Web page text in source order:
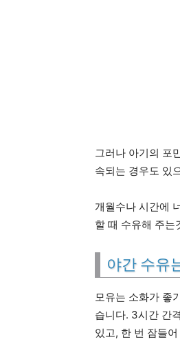
그러나 아기의 포
속되는 경우도 있
개월수나 시간에
할 때 수유해 주는
야간 수유
모유는 소화가 좋
습니다. 3시간 간
있고, 한 번 잠들